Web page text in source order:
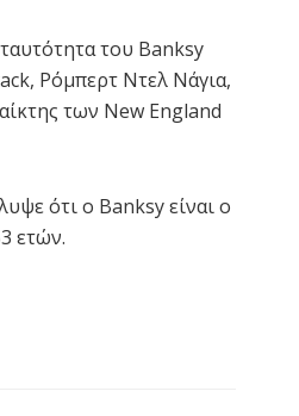
του Banksy
Ρόμπερτ Ντελ Νάγια,
των New England
ότι ο Banksy είναι ο
ετών.